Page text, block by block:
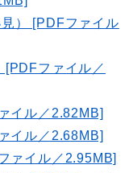
） [PDFファイル
[PDFファイル／
イル／2.82MB]
イル／2.68MB]
ァイル／2.95MB]